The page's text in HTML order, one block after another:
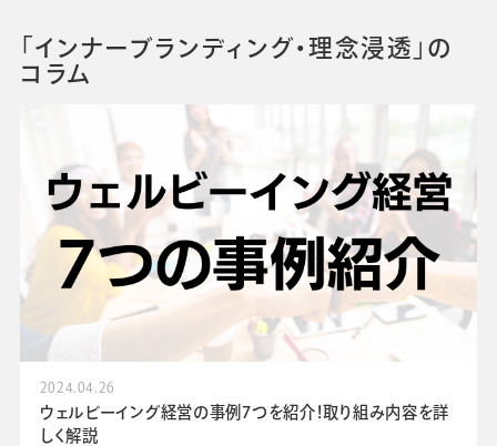
会社情報グループ会社 プライバシーポリシー 個人情報保護法 利用規約
採用情報
学校向け人材育成事業 企業情報
「インナーブランディング・理念浸透」の
コラム
2024.04.26
ウェルビーイング経営の事例7つを紹介！取り組み内容を詳
しく解説